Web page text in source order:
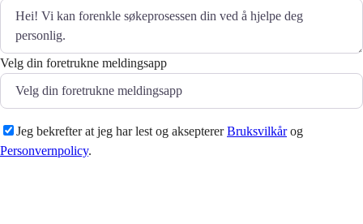
Velg din foretrukne meldingsapp
Jeg bekrefter at jeg har lest og akseptererBruksvilkårog
Personvernpolicy.